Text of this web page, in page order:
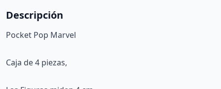
Descripción
Pocket Pop Marvel
Caja de 4 piezas,